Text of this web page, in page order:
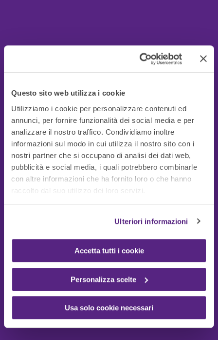
Questo sito web utilizza i cookie
Utilizziamo i cookie per personalizzare contenuti ed
annunci, per fornire funzionalità dei social media e per
analizzare il nostro traffico. Condividiamo inoltre
informazioni sul modo in cui utilizza il nostro sito con i
nostri partner che si occupano di analisi dei dati web,
pubblicità e social media, i quali potrebbero combinarle
con altre informazioni che ha fornito loro o che hanno
raccolto dal suo utilizzo dei loro servizi.
Ulteriori informazioni
Accetta tutti i cookie
Personalizza scelte
Usa solo cookie necessari
Guide Utili